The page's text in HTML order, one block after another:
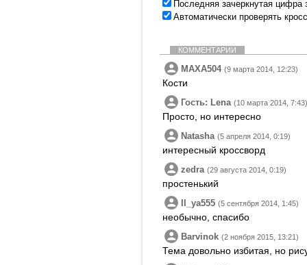
Последняя зачеркнутая цифра
Автоматически проверять
КОММЕНТАРИИ
MAXA504 (9 марта 2014, 12:23)
Кости
Гость: Lena (10 марта 2014, 7:43)
Просто, но интересно
Natasha (5 апреля 2014, 0:19)
интересный кроссворд
zedra (29 августа 2014, 0:19)
простенький
Il_ya555 (5 сентября 2014, 1:45)
необычно, спасибо
Barvinok (2 ноября 2015, 13:21)
Тема довольно избитая, но